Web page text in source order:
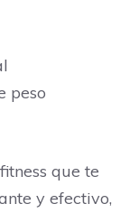
peso
que te
y efectivo,